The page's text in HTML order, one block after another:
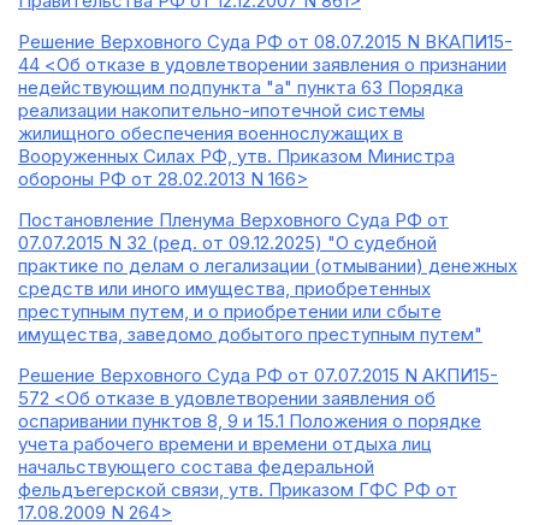
Решение Верховного Суда РФ от 08.07.2015 N ВКАПИ15-
44 <Об отказе в удовлетворении заявления о признании
недействующим подпункта "а" пункта 63 Порядка
реализации накопительно-ипотечной системы
жилищного обеспечения военнослужащих в
Вооруженных Силах РФ, утв. Приказом Министра
обороны РФ от 28.02.2013 N 166>
Постановление Пленума Верховного Суда РФ от
07.07.2015 N 32 (ред. от 09.12.2025) "О судебной
практике по делам о легализации (отмывании) денежных
средств или иного имущества, приобретенных
преступным путем, и о приобретении или сбыте
имущества, заведомо добытого преступным путем"
Решение Верховного Суда РФ от 07.07.2015 N АКПИ15-
572 <Об отказе в удовлетворении заявления об
оспаривании пунктов 8, 9 и 15.1 Положения о порядке
учета рабочего времени и времени отдыха лиц
начальствующего состава федеральной
фельдъегерской связи, утв. Приказом ГФС РФ от
17.08.2009 N 264>